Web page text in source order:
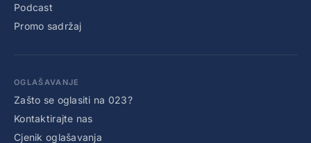
Podcast
Promo sadržaj
OGLAŠAVANJE
Zašto se oglasiti na 023?
Kontaktirajte nas
Cjenik oglašavanja